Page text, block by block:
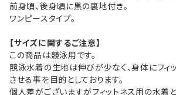
前身頃、後身頃に黒の裏地付き。
ワンピースタイプ。
【サイズに関するご注意】
この商品は競泳用です。
競泳水着の生地は伸びが少なく、身体にフィ
させる事を目的としております。
個人差がございますがフィットネス用の水着